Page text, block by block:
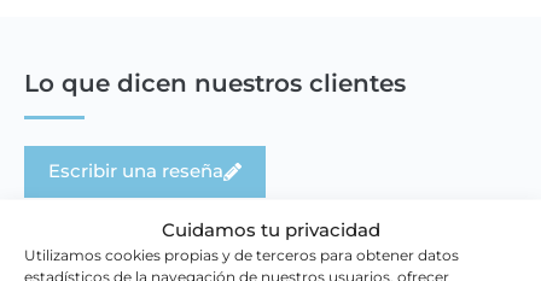
Cuidamos tu privacidad
Utilizamos cookies propias y de terceros para obtener datos
estadísticos de la navegación de nuestros usuarios, ofrecer
Lo que dicen nuestros clientes
Escribir una reseña